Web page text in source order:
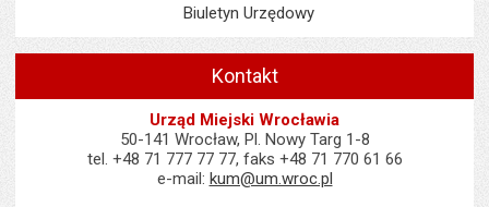
Biuletyn Urzędowy
Kontakt
Urząd Miejski Wrocławia
50-141 Wrocław, Pl. Nowy Targ 1-8
tel. +48 71 777 77 77, faks +48 71 770 61 66
e-mail: kum@um.wroc.pl